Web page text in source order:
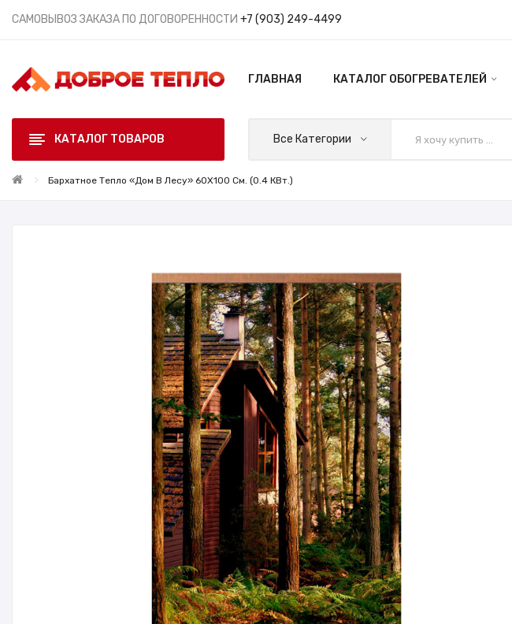
САМОВЫВОЗ ЗАКАЗА ПО ДОГОВОРЕННОСТИ +7 (903) 249-4499
ГЛАВНАЯ КАТАЛОГ ОБОГРЕВАТЕЛЕЙ
КАТАЛОГ ТОВАРОВ Все Категории
Бархатное Тепло «Дом В Лесу» 60X100 См. (0.4 КВт.)